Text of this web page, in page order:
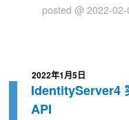
posted @ 2022-
2022年1月5日
IdentityServer4
API